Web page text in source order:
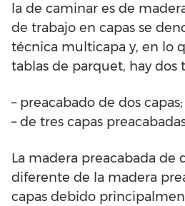
la de caminar es de
de trabajo en capas se
técnica multicapa y, en lo
tablas de parquet, hay dos
– preacabado de dos capas;
– de tres capas
La madera preacabada de
diferente de la madera
capas debido